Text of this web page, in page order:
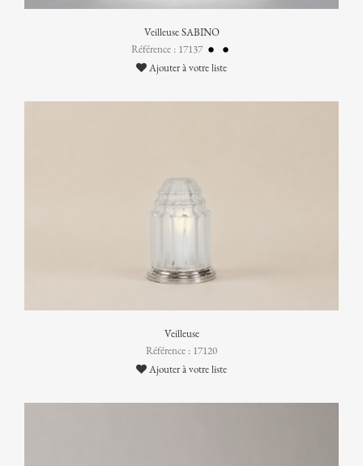
Veilleuse SABINO
Référence : 17137
Ajouter à votre liste
Veilleuse
Référence : 17120
Ajouter à votre liste